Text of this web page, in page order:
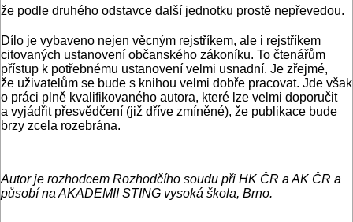
že podle druhého odstavce další jednotku prostě nepřevedou.
Dílo je vybaveno nejen věcným rejstříkem, ale i rejstříkem
citovaných ustanovení občanského zákoníku. To čtenářům
přístup k potřebnému ustanovení velmi usnadní. Je zřejmé,
že uživatelům se bude s knihou velmi dobře pracovat. Jde však
o práci plně kvalifikovaného autora, které lze velmi doporučit
a vyjádřit přesvědčení (již dříve zmíněné), že publikace bude
brzy zcela rozebrána.
Autor je rozhodcem Rozhodčího soudu při HK ČR a AK ČR a
působí na AKADEMII STING vysoká škola, Brno.